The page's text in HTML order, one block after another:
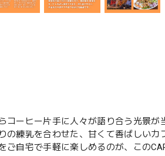
コーヒー片手に人々が語り合う光景が
の練乳を合わせた、甘くて香ばしいカ
ご自宅で手軽に楽しめるのが、この